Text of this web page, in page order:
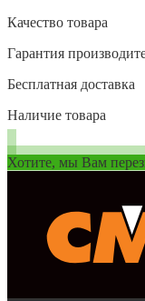
Качество товара
Гарантия
Бесплатная доставка
Наличие товара
Хотите, мы Вам